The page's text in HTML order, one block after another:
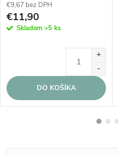
€9,67 bez DPH
€11,90
Skladom >5 ks
DO KOŠÍKA